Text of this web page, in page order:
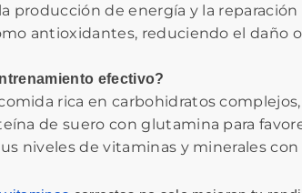
producción de energía y la
antioxidantes, reduciendo el daño
efectivo?
rica en carbohidratos
de suero con glutamina para
niveles de vitaminas y minerales